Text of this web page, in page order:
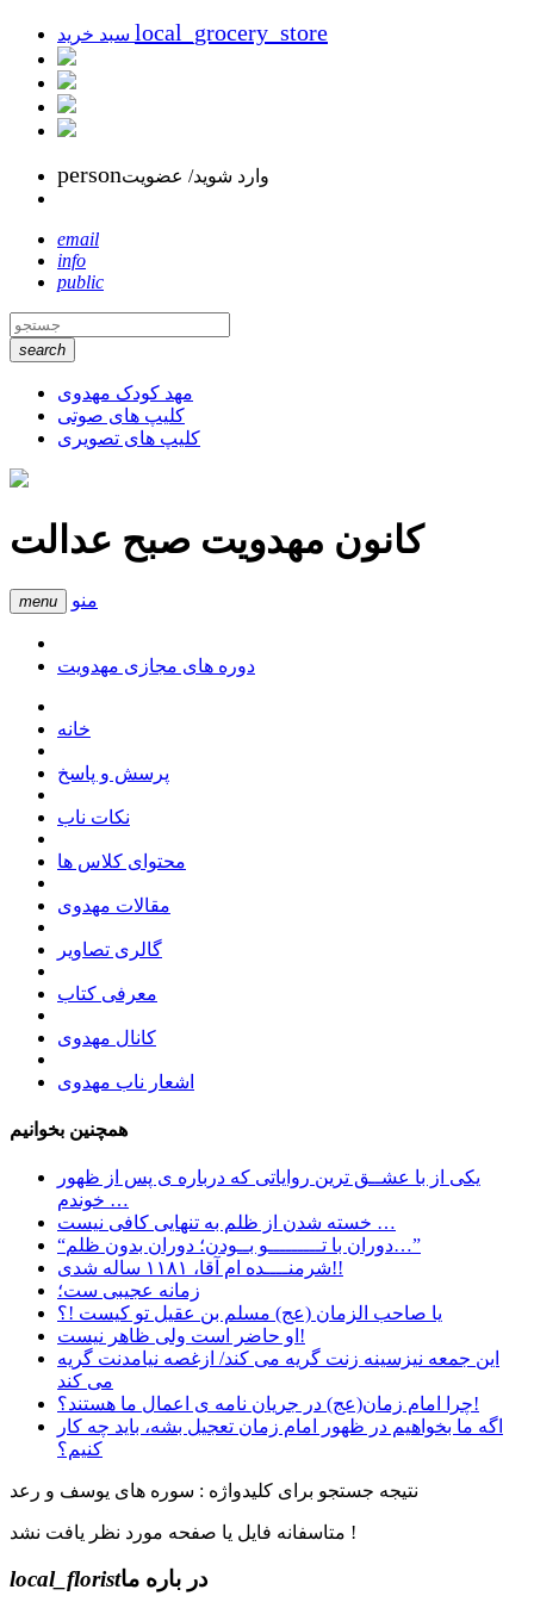
local_grocery_store
personوارد شوید/ عضویت
email
info
public
search
مهد کودک مهدوی
کلیپ های صوتی
کلیپ های تصویری
کانون مهدویت صبح عدالت
menu منو
دوره های مجازی مهدویت
خانه
پرسش و پاسخ
نکات ناب
محتوای کلاس ها
مقالات مهدوی
گالری تصاویر
معرفی کتاب
کانال مهدوی
اشعار ناب مهدوی
همچنین بخوانیم
یکی از با عشــق ترین روایاتی که درباره ی پس از ظهور
خوندم …
خسته شدن از ظلم به تنهایی کافی نیست …
“دوران با تـــــــــو بــودن؛ دوران بدون ظلم…”
شرمنــــده ام آقا، ۱۱۸۱ ساله شدی!!
زمانه عجیبی ست؛
یا صاحب الزمان (عج) مسلم بن عقیل تو کیست !؟
او حاضر است ولی ظاهر نیست!
این جمعه نیزسینه زنت گریه می کند/ ازغصه نیامدنت گریه
می کند
چرا امام زمان(عج) در جریان نامه ی اعمال ما هستند؟!
اگه ما بخواهیم در ظهور امام زمان تعجیل بشه، باید چه کار
کنیم؟
نتیجه جستجو برای کلیدواژه : سوره های یوسف و رعد
متاسفانه فایل یا صفحه مورد نظر یافت نشد !
local_floristدر باره ما